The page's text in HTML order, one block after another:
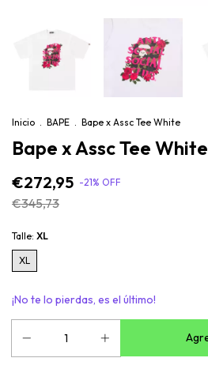
Inicio . BAPE . Bape x Assc Tee White
Bape x Assc Tee White
€272,95 -21% OFF
€345,73
Talle: XL
XL
¡No te lo pierdas, es el último!